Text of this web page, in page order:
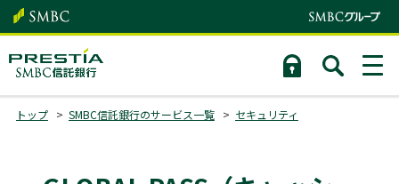
トップ SMBC信託銀行のサービス一覧 セキュリティ